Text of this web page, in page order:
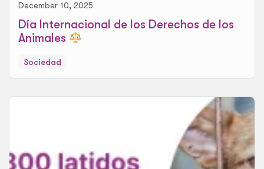
December 10, 2025
Día Internacional de los Derechos de los
Animales
Sociedad